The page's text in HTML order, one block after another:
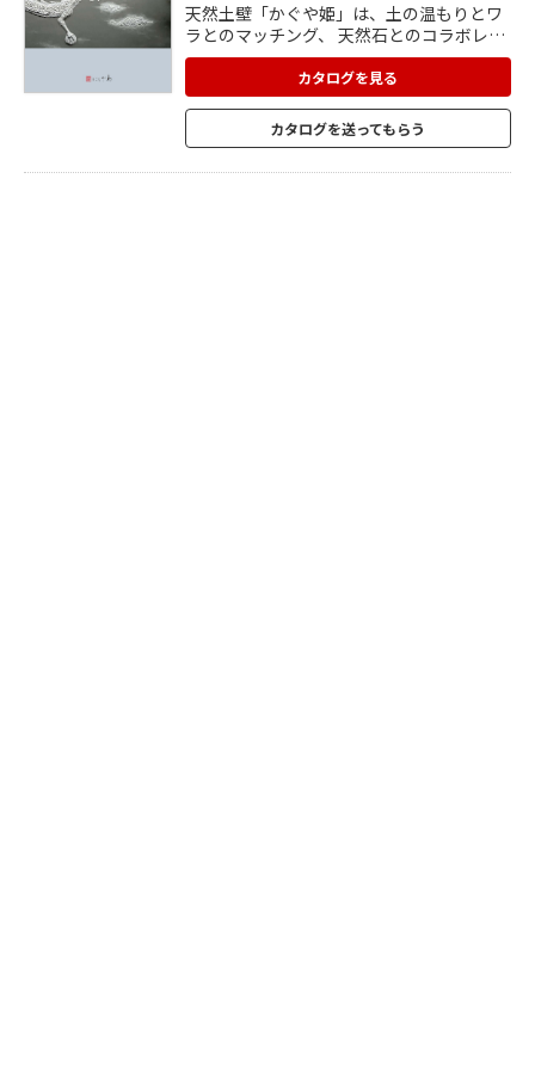
天然土壁「かぐや姫」は、土の温もりとワ
ラとのマッチング、 天然石とのコラボレー
ションで人々に感動と喜びを与えます。 技
術に裏打ちされた職人が造るものには、 独
特の風合いと味わい深い美しさが潜んでい
ます。 <ラインナップ> ■土壁:天然の色土
が持つ温かみと素材感が空間を演出。 ■金
カタログを見る
カタログを送ってもらう